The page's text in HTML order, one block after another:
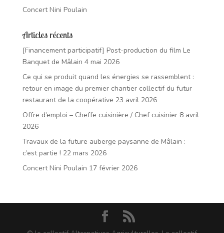
Concert Nini Poulain
Articles récents
[Financement participatif] Post-production du film Le
Banquet de Mâlain 4 mai 2026
Ce qui se produit quand les énergies se rassemblent :
retour en image du premier chantier collectif du futur
restaurant de la coopérative 23 avril 2026
Offre d’emploi – Cheffe cuisinière / Chef cuisinier 8 avril
2026
Travaux de la future auberge paysanne de Mâlain :
c’est partie ! 22 mars 2026
Concert Nini Poulain 17 février 2026